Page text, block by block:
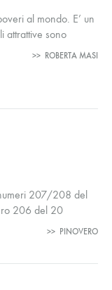
al mondo. E’ un
attrattive sono
L’itinerario…
>> ROBERTA MASI
207/208 del
206 del 20
del 13 novembre
>> PINOVERO